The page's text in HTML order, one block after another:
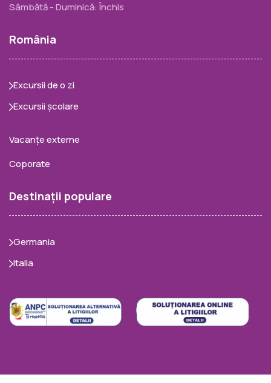
Sâmbătă - Duminică: Închis
România
Excursii de o zi
Excursii școlare
Vacanțe externe
Coporate
Destinații populare
Germania
Italia